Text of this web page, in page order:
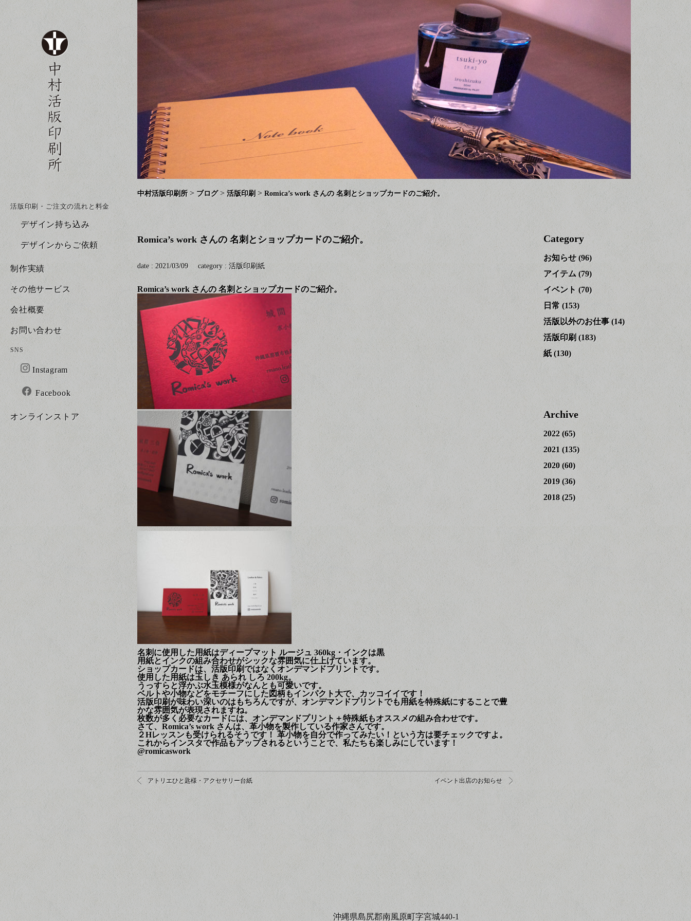
活版印刷・ご注文の流れと料金
デザイン持ち込み
デザインからご依頼
制作実績
その他サービス
会社概要
お問い合わせ
SNS
Instagram
Facebook
オンラインストア
中村活版印刷所> ブログ>活版印刷 >Romica’s work さんの 名刺とショップカードのご紹介。
Romica’s work さんの 名刺とショップカードのご紹介。
date : 2021/03/09 category :活版印刷紙
Romica’s work さんの 名刺とショップカードのご紹介。
名刺に使用した用紙はディープマット ルージュ 360kg・インクは黒
用紙とインクの組み合わせがシックな雰囲気に仕上げています。
ショップカードは、活版印刷ではなくオンデマンドプリントです。
使用した用紙は玉しき あられ しろ 200kg。
うっすらと浮かぶ水玉模様がなんとも可愛いです。
ベルトや小物などをモチーフにした図柄もインパクト大で、カッコイイです！
活版印刷が味わい深いのはもちろんですが、オンデマンドプリントでも用紙を特殊紙にすることで豊
かな雰囲気が表現されますね。
枚数が多く必要なカードには、オンデマンドプリント＋特殊紙もオススメの組み合わせです。
さて、Romica’s work さんは、革小物を製作している作家さんです。
２Hレッスンも受けられるそうです！ 革小物を自分で作ってみたい！という方は要チェックですよ。
これからインスタで作品もアップされるということで、私たちも楽しみにしています！
@romicaswork
アトリエひと匙様・アクセサリー台紙 イベント出店のお知らせ
Category
お知らせ(96)
アイテム (79)
イベント (70)
日常 (153)
活版以外のお仕事(14)
活版印刷 (183)
紙(130)
Archive
2022 (65)
2021 (135)
2020 (60)
2019 (36)
2018 (25)
沖縄県島尻郡南風原町字宮城440-1